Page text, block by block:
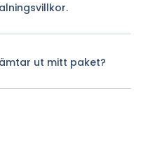
ut mitt paket?